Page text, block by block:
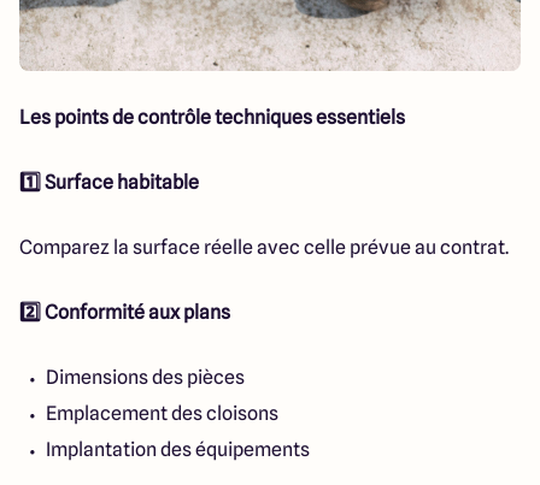
Les points de contrôle techniques essentiels
1️⃣ Surface habitable
Comparez la surface réelle avec celle prévue au contrat.
2️⃣ Conformité aux plans
Dimensions des pièces
Emplacement des cloisons
Implantation des équipements